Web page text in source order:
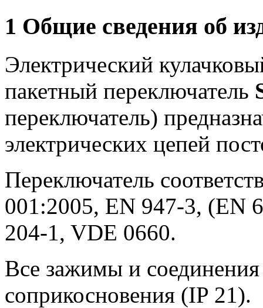
1 Общие сведения об
Электрический
пакетный переключатель
переключатель)
электрических цепей
Переключатель
001:2005, EN 947-3, (EN
204-1, VDE 0660.
Все зажимы и
соприкосновения (IP 21).